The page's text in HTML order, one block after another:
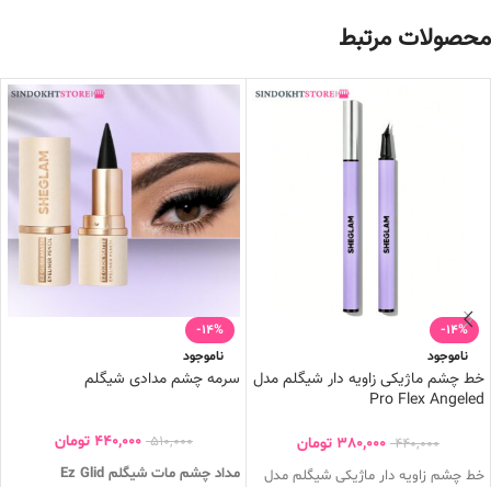
محصولات مرتبط
-14%
ناموجود
خط چشم ماژیکی زاویه دار شیگلم مدل
Pro Flex Angeled
440,000
380,000 تومان
خط چشم زاویه دار ماژیکی شیگلم مدل
-14%
ناموجود
سرمه چشم مدادی شیگلم
510,000
440,000 تومان
مداد چشم مات شیگلم Ez Glid